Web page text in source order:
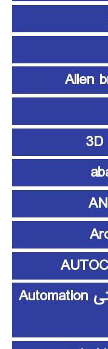
آموزش اتوماسیون صنعتی Automation